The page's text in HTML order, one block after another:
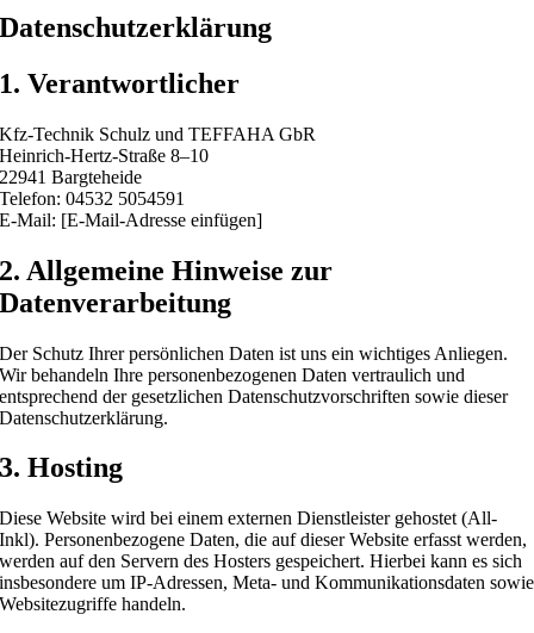
Datenschutzerklärung
1. Verantwortlicher
Kfz-Technik Schulz und TEFFAHA GbR
Heinrich-Hertz-Straße 8–10
22941 Bargteheide
Telefon: 04532 5054591
E-Mail: [E-Mail-Adresse einfügen]
2. Allgemeine Hinweise zur
Datenverarbeitung
Der Schutz Ihrer persönlichen Daten ist uns ein wichtiges Anliegen.
Wir behandeln Ihre personenbezogenen Daten vertraulich und
entsprechend der gesetzlichen Datenschutzvorschriften sowie dieser
Datenschutzerklärung.
3. Hosting
Diese Website wird bei einem externen Dienstleister gehostet (All-
Inkl). Personenbezogene Daten, die auf dieser Website erfasst werden,
werden auf den Servern des Hosters gespeichert. Hierbei kann es sich
insbesondere um IP-Adressen, Meta- und Kommunikationsdaten sowie
Websitezugriffe handeln.